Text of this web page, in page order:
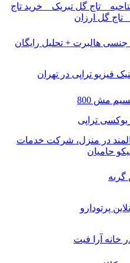
_ تاج گل تبریک _ خرید تاج
تاج گل ارزان
هالبرت + تحلیل رایگان
فیزیو تراپی در تهران
مش 800
تراپی
در منزل، شرکت خدمات
حامیان
گربه
پرتودارو
خانه آرا فیت